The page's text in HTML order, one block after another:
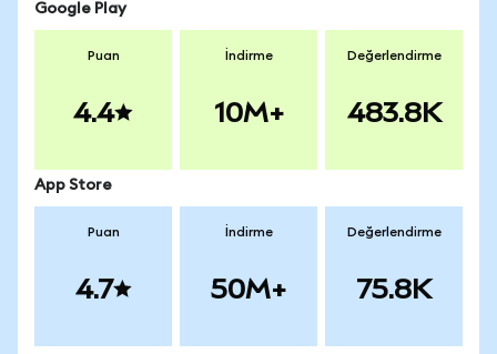
Google Play
Puan
4.4
İndirme
10M+
Değerlendirme
483.8K
App Store
Puan
4.7
İndirme
50M+
Değerlendirme
75.8K